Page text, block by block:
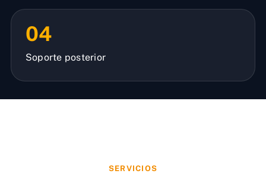
04
Soporte posterior
SERVICIOS